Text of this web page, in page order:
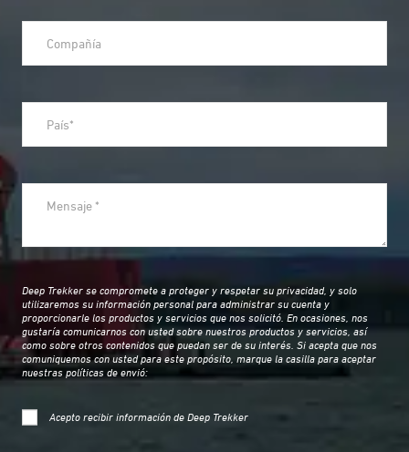
Deep Trekker se compromete a proteger y respetar su privacidad, y solo
utilizaremos su información personal para administrar su cuenta y
proporcionarle los productos y servicios que nos solicitó. En ocasiones, nos
gustaría comunicarnos con usted sobre nuestros productos y servicios, así
como sobre otros contenidos que puedan ser de su interés. Si acepta que nos
comuniquemos con usted para este propósito, marque la casilla para aceptar
nuestras políticas de envió:
Acepto recibir información de Deep Trekker